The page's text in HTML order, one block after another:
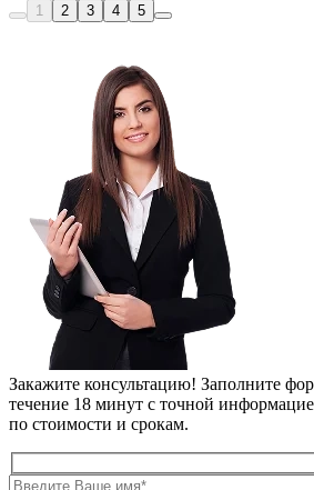
1 2 3 4 5
Закажите консультацию! Заполните
течение 18 минут с точной
по стоимости и срокам.